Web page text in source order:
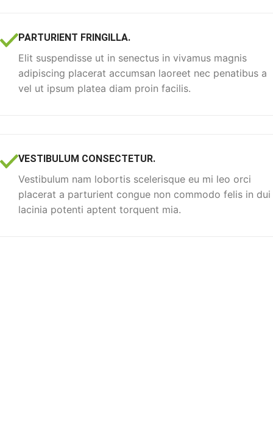
PARTURIENT FRINGILLA.
Elit suspendisse ut in senectus in vivamus magnis
adipiscing placerat accumsan laoreet nec penatibus a
vel ut ipsum platea diam proin facilis.
VESTIBULUM CONSECTETUR.
Vestibulum nam lobortis scelerisque eu mi leo orci
placerat a parturient congue non commodo felis in dui
lacinia potenti aptent torquent mia.